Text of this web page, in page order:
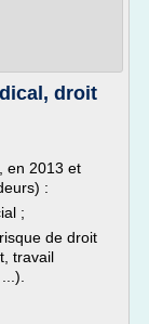
droit
en 2013 et
:
;
de droit
travail